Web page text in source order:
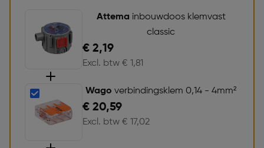
Attema inbouwdoos klemvast
classic
€ 2,19
Excl. btw € 1,81
Wago verbindingsklem 0,14 - 4mm²
€ 20,59
Excl. btw € 17,02